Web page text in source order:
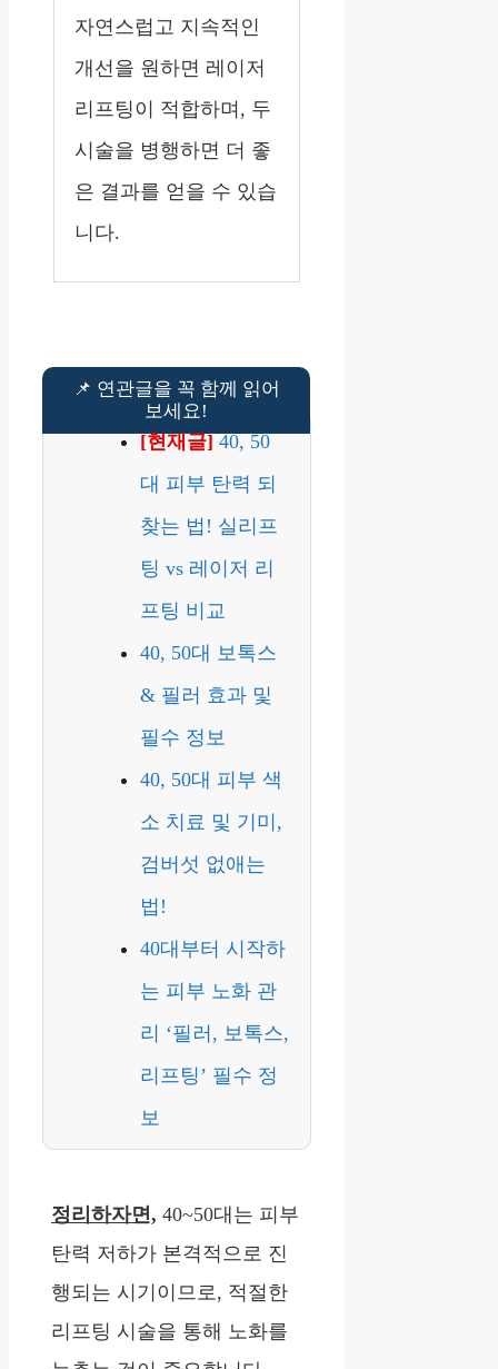
자연스럽고 지속적인
개선을 원하면 레이저
리프팅이 적합하며, 두
시술을 병행하면 더 좋
은 결과를 얻을 수 있습
니다.
[현재글]40, 50
대 피부 탄력 되
찾는 법! 실리프
팅 vs 레이저 리
프팅 비교
40, 50대 보톡스
& 필러 효과 및
필수 정보
40, 50대 피부 색
소 치료 및 기미,
검버섯 없애는
법!
40대부터 시작하
는 피부 노화 관
리 ‘필러, 보톡스,
리프팅’ 필수 정
보
정리하자면, 40~50대는 피부
탄력 저하가 본격적으로 진
행되는 시기이므로, 적절한
리프팅 시술을 통해 노화를